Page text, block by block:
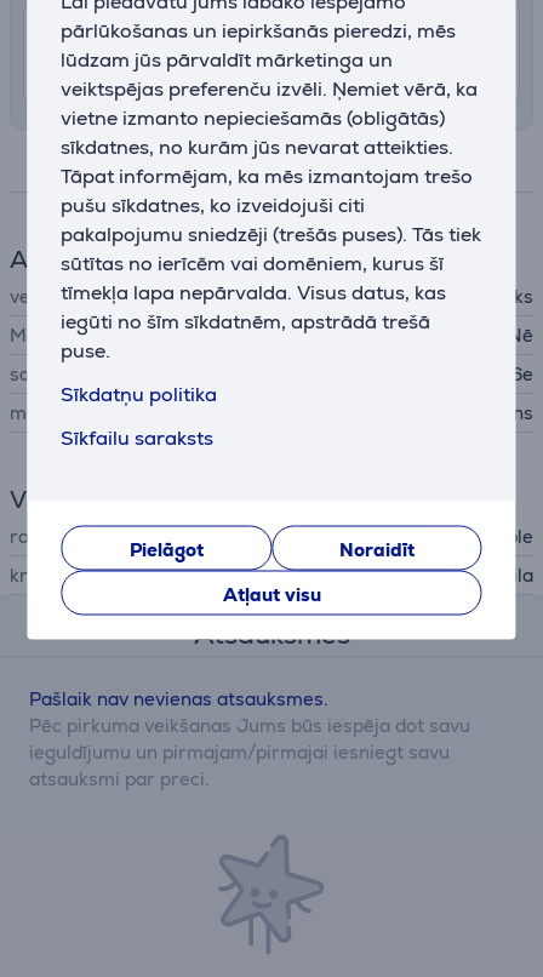
pārlūkošanas un iepirkšanās pieredzi, mēs
lūdzam jūs pārvaldīt mārketinga un
veiktspējas preferenču izvēli. Ņemiet vērā, ka
vietne izmanto nepieciešamās (obligātās)
sīkdatnes, no kurām jūs nevarat atteikties.
Tāpat informējam, ka mēs izmantojam trešo
pušu sīkdatnes, ko izveidojuši citi
pakalpojumu sniedzēji (trešās puses). Tās tiek
sūtītas no ierīcēm vai domēniem, kurus šī
tīmekļa lapa nepārvalda. Visus datus, kas
iegūti no šīm sīkdatnēm, apstrādā trešā
puse.
Sīkdatņu politika
Sīkfailu saraksts
Pielāgot
Noraidīt
Atļaut visu
Piegāde Latvijas teritorijā ar uznešanu
13. - 15. augusts
7.99 €
Specifikācija
Aksesuāri telefonam
veids
Aizsargājošs apvalks
MagSafe
Nē
savietojams ar telefoniem
Apple iPhone 16e
materiāls
silikons
Vispārējais parametrs
ražotājs
Apple
krāsa
zila
Atsauksmes
Pašlaik nav nevienas atsauksmes.
Pēc pirkuma veikšanas Jums būs iespēja dot savu
ieguldījumu un pirmajam/pirmajai iesniegt savu
atsauksmi par preci.